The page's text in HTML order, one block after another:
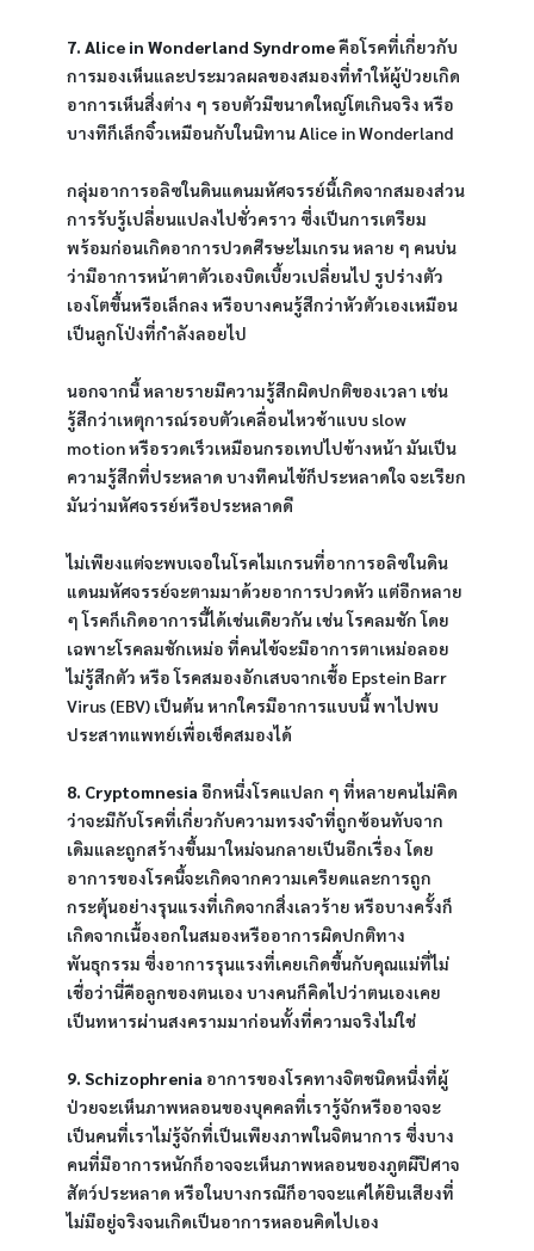
7. Alice in Wonderland Syndrome คือโรคที่เกี่ยวกับ
การมองเห็นและประมวลผลของสมองที่ทำให้ผู้ป่วยเกิด
อาการเห็นสิ่งต่าง ๆ รอบตัวมีขนาดใหญ่โตเกินจริง หรือ
บางทีก็เล็กจิ๋วเหมือนกับในนิทาน Alice in Wonderland
กลุ่มอาการอลิซในดินแดนมหัศจรรย์นี้เกิดจากสมองส่วน
การรับรู้เปลี่ยนแปลงไปชั่วคราว ซึ่งเป็นการเตรียม
พร้อมก่อนเกิดอาการปวดศีรษะไมเกรน หลาย ๆ คนบ่น
ว่ามีอาการหน้าตาตัวเองบิดเบี้ยวเปลี่ยนไป รูปร่างตัว
เองโตขึ้นหรือเล็กลง หรือบางคนรู้สึกว่าหัวตัวเองเหมือน
เป็นลูกโป่งที่กำลังลอยไป
นอกจากนี้ หลายรายมีความรู้สึกผิดปกติของเวลา เช่น
รู้สึกว่าเหตุการณ์รอบตัวเคลื่อนไหวช้าแบบ slow
motion หรือรวดเร็วเหมือนกรอเทปไปข้างหน้า มันเป็น
ความรู้สึกที่ประหลาด บางทีคนไข้ก็ประหลาดใจ จะเรียก
มันว่ามหัศจรรย์หรือประหลาดดี
ไม่เพียงแต่จะพบเจอในโรคไมเกรนที่อาการอลิซในดิน
แดนมหัศจรรย์จะตามมาด้วยอาการปวดหัว แต่อีกหลาย
ๆ โรคก็เกิดอาการนี้ได้เช่นเดียวกัน เช่น โรคลมชัก โดย
เฉพาะโรคลมชักเหม่อ ที่คนไข้จะมีอาการตาเหม่อลอย
ไม่รู้สึกตัว หรือ โรคสมองอักเสบจากเชื้อ Epstein Barr
Virus (EBV) เป็นต้น หากใครมีอาการแบบนี้ พาไปพบ
ประสาทแพทย์เพื่อเช็คสมองได้
8. Cryptomnesia อีกหนึ่งโรคแปลก ๆ ที่หลายคนไม่คิด
ว่าจะมีกับโรคที่เกี่ยวกับความทรงจำที่ถูกซ้อนทับจาก
เดิมและถูกสร้างขึ้นมาใหม่จนกลายเป็นอีกเรื่อง โดย
อาการของโรคนี้จะเกิดจากความเครียดและการถูก
กระตุ้นอย่างรุนแรงที่เกิดจากสิ่งเลวร้าย หรือบางครั้งก็
เกิดจากเนื้องอกในสมองหรืออาการผิดปกติทาง
พันธุกรรม ซึ่งอาการรุนแรงที่เคยเกิดขึ้นกับคุณแม่ที่ไม่
เชื่อว่านี่คือลูกของตนเอง บางคนก็คิดไปว่าตนเองเคย
เป็นทหารผ่านสงครามมาก่อนทั้งที่ความจริงไม่ใช่
9. Schizophrenia อาการของโรคทางจิตชนิดหนึ่งที่ผู้
ป่วยจะเห็นภาพหลอนของบุคคลที่เรารู้จักหรืออาจจะ
เป็นคนที่เราไม่รู้จักที่เป็นเพียงภาพในจิตนาการ ซึ่งบาง
คนที่มีอาการหนักก็อาจจะเห็นภาพหลอนของภูตผีปีศาจ
สัตว์ประหลาด หรือในบางกรณีก็อาจจะแค่ได้ยินเสียงที่
ไม่มีอยู่จริงจนเกิดเป็นอาการหลอนคิดไปเอง